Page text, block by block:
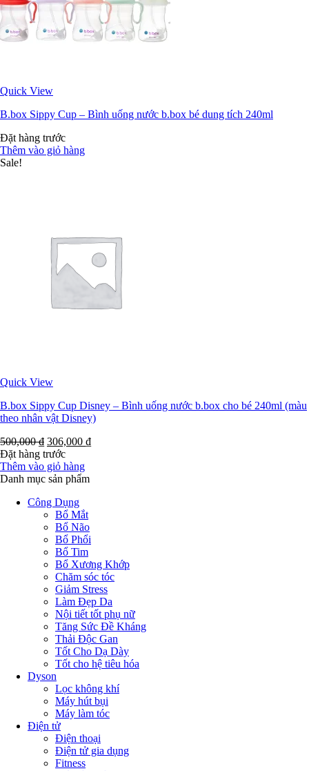
Quick View
B.box Sippy Cup – Bình uống nước b.box bé dung tích 240ml
Đặt hàng trước
Thêm vào giỏ hàng
Sale!
Quick View
B.box Sippy Cup Disney – Bình uống nước b.box cho bé 240ml (màu
theo nhân vật Disney)
500,000₫ 306,000 ₫
Đặt hàng trước
Thêm vào giỏ hàng
Danh mục sản phẩm
Công Dụng
Bổ Mắt
Bổ Não
Bổ Phổi
Bổ Tim
Bổ Xương Khớp
Chăm sóc tóc
Giảm Stress
Làm Đẹp Da
Nội tiết tốt phụ nữ
Tăng Sức Đề Kháng
Thải Độc Gan
Tốt Cho Dạ Dày
Tốt cho hệ tiêu hóa
Dyson
Lọc không khí
Máy hút bụi
Máy làm tóc
Điện tử
Điện thoại
Điện tử gia dụng
Fitness